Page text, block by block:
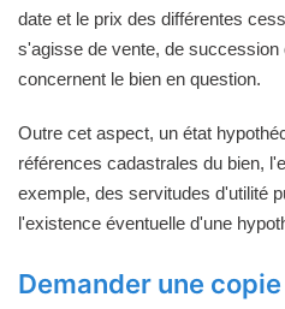
date et le prix des différentes
s'agisse de vente, de succession
concernent le bien en question.
Outre cet aspect, un état
références cadastrales du bien,
exemple, des servitudes d'utilité
l'existence éventuelle d'une
Demander une